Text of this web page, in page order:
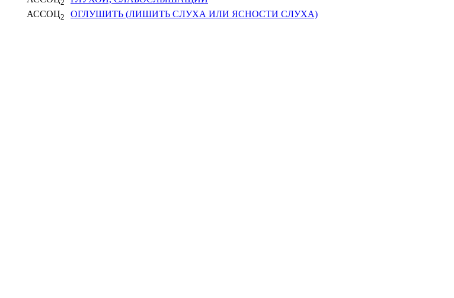
2
АССОЦ2 ОГЛУШИТЬ (ЛИШИТЬ СЛУХА ИЛИ ЯСНОСТИ СЛУХА)